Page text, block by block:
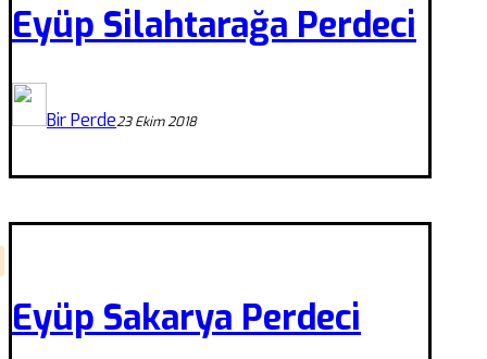
Eyüp Silahtarağa Perdeci
Bir Perde23 Ekim 2018
Eyüp Sakarya Perdeci